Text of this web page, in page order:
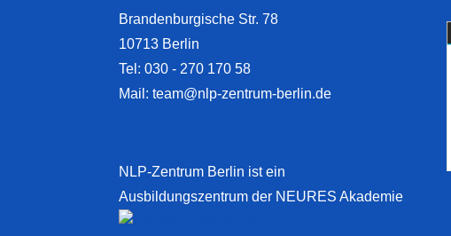
Brandenburgische Str. 78
10713 Berlin
Tel:030 - 270 170 58
Mail:team@nlp-zentrum-berlin.de
NLP-Zentrum Berlin ist ein
Ausbildungszentrum der NEURES Akademie